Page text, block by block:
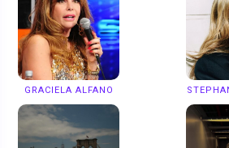
GRACIELA ALFANO